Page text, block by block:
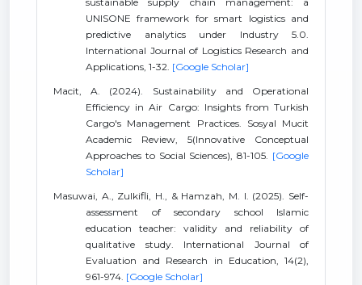
UNISONE framework for smart logistics and
predictive analytics under Industry 5.0.
International Journal of Logistics Research and
Applications, 1-32. [Google Scholar]
Macit, A. (2024). Sustainability and Operational
Efficiency in Air Cargo: Insights from Turkish
Cargo's Management Practices. Sosyal Mucit
Academic Review, 5(Innovative Conceptual
Approaches to Social Sciences), 81-105. [Google
Scholar]
Masuwai, A., Zulkifli, H., & Hamzah, M. I. (2025). Self-
assessment of secondary school Islamic
education teacher: validity and reliability of
qualitative study. International Journal of
Evaluation and Research in Education, 14(2),
961-974. [Google Scholar]